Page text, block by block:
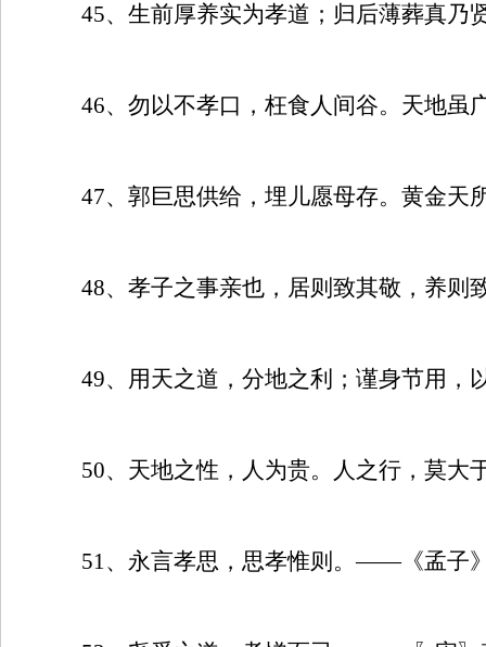
45、生前厚养实为孝道；归后薄葬真
46、勿以不孝口，枉食人间谷。天地
47、郭巨思供给，埋儿愿母存。黄金
48、孝子之事亲也，居则致其敬，养
49、用天之道，分地之利；谨身节用
50、天地之性，人为贵。人之行，莫
51、永言孝思，思孝惟则。——《孟子